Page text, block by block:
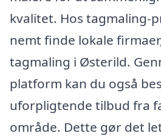
kvalitet. Hos tagmaling-
nemt finde lokale
tagmaling i Østerild.
platform kan du også
uforpligtende tilbud fra
område. Dette gør det